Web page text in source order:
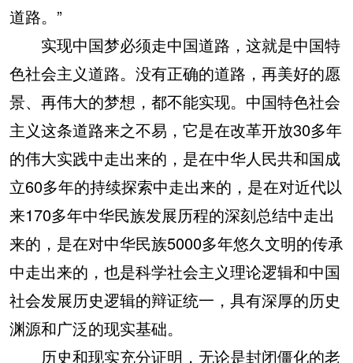
道路。”
实现中国梦必须走中国道路，这就是中国特
色社会主义道路。没有正确的道路，再美好的愿
景、再伟大的梦想，都不能实现。中国特色社会
主义这条道路来之不易，它是在改革开放30多年
的伟大实践中走出来的，是在中华人民共和国成
立60多年的持续探索中走出来的，是在对近代以
来170多年中华民族发展历程的深刻总结中走出
来的，是在对中华民族5000多年悠久文明的传承
中走出来的，也是科学社会主义理论逻辑和中国
社会发展历史逻辑的辩证统一，具有深厚的历史
渊源和广泛的现实基础。
历史和现实充分证明，无论是封闭僵化的老